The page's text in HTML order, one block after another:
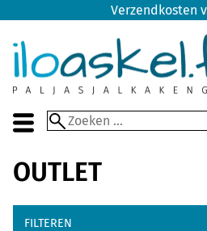
Verzendkosten
OUTLET
FILTEREN